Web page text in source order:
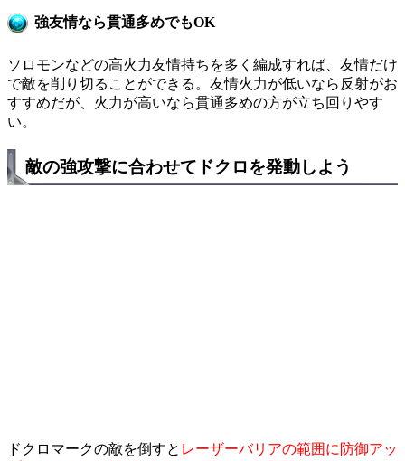
強友情なら貫通多めでもOK
ソロモンなどの高火力友情持ちを多く編成すれば、友情だけ
で敵を削り切ることができる。友情火力が低いなら反射がお
すすめだが、火力が高いなら貫通多めの方が立ち回りやす
い。
敵の強攻撃に合わせてドクロを発動しよう
ドクロマークの敵を倒すと レーザーバリアの範囲に防御アッ